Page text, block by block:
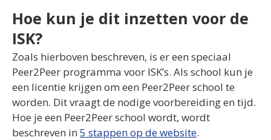
Hoe kun je dit inzetten voor de
ISK?
Zoals hierboven beschreven, is er een speciaal
Peer2Peer programma voor ISK’s. Als school kun je
een licentie krijgen om een Peer2Peer school te
worden. Dit vraagt de nodige voorbereiding en tijd.
Hoe je een Peer2Peer school wordt, wordt
beschreven in 5 stappen op de website.